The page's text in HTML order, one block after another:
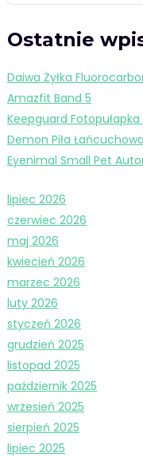
Ostatnie
Daiwa Żyłka
Amazfit Band 5
Keepguard Fotopułapka
Demon Piła
Eyenimal Small Pet
lipiec 2026
czerwiec 2026
maj 2026
kwiecień 2026
marzec 2026
luty 2026
styczeń 2026
grudzień 2025
listopad 2025
październik 2025
wrzesień 2025
sierpień 2025
lipiec 2025